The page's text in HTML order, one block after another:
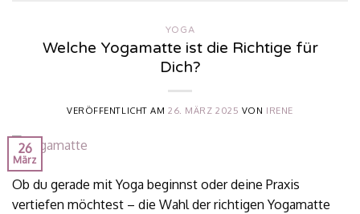
YOGA
Welche Yogamatte ist die Richtige für
Dich?
VERÖFFENTLICHT AM26. MÄRZ 2025 VON IRENE
26
März
Ob du gerade mit Yoga beginnst oder deine Praxis
vertiefen möchtest – die Wahl der richtigen Yogamatte